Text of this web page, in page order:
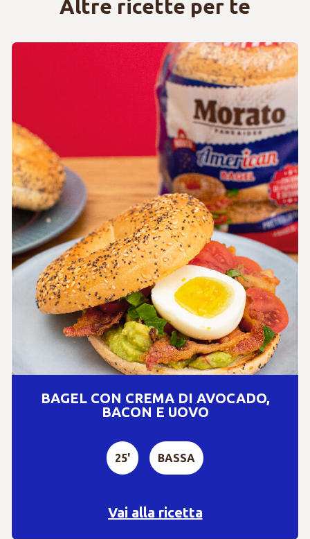
Altre ricette per te
BAGEL CON CREMA DI AVOCADO,
BACON E UOVO
25' BASSA
Vai alla ricetta